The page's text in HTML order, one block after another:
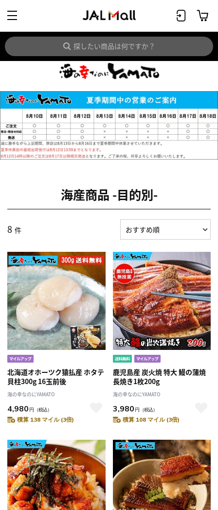
海産商品 -目的別-
8 件
北海道オホーツク猿払産 ホタテ
貝柱300g 16玉前後
海の幸なのにYAMATO
4,980 円 （税込）
積算 138 マイル (3倍)
鹿児島産 炭火焼 特大 鰻の蒲焼
長焼き1枚200g
海の幸なのにYAMATO
3,980 円 （税込）
積算 108 マイル (3倍)